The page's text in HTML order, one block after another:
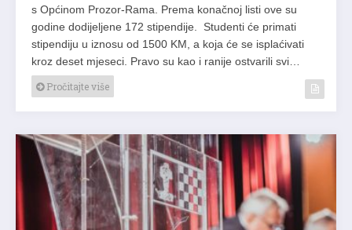
s Općinom Prozor-Rama. Prema konačnoj listi ove su
godine dodijeljene 172 stipendije. Studenti će primati
stipendiju u iznosu od 1500 KM, a koja će se isplaćivati
kroz deset mjeseci. Pravo su kao i ranije ostvarili svi…
Pročitajte više